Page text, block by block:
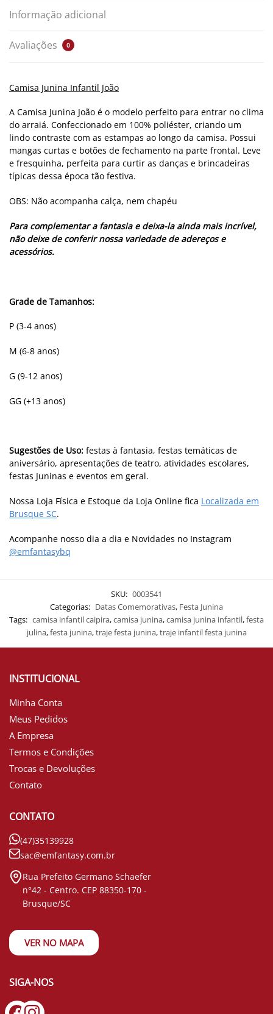
Informação adicional
Avaliações 0
Camisa Junina Infantil João
A Camisa Junina João é o modelo perfeito para entrar no clima
do arraiá. Confeccionado em 100% poliéster, criando um
lindo contraste com as estampas ao longo da camisa. Possui
mangas curtas e botões de fechamento na parte frontal. Leve
e fresquinha, perfeita para curtir as danças e brincadeiras
típicas dessa época tão festiva.
OBS: Não acompanha calça, nem chapéu
Para complementar a fantasia e deixa-la ainda mais incrível,
não deixe de conferir nossa variedade de adereços e
acessórios.
Grade de Tamanhos:
P (3-4 anos)
M (6-8 anos)
G (9-12 anos)
GG (+13 anos)
Sugestões de Uso: festas à fantasia, festas temáticas de
aniversário, apresentações de teatro, atividades escolares,
festas Juninas e eventos em geral.
Nossa Loja Física e Estoque da Loja Online fica Localizada em
Brusque SC.
Acompanhe nosso dia a dia e Novidades no Instagram
@emfantasybq
SKU: 0003541
Categorias: Datas Comemorativas, Festa Junina
Tags: camisa infantil caipira,camisa junina,camisa junina infantil,festa
julina,festa junina,traje festa junina,traje infantil festa junina
INSTITUCIONAL
Minha Conta
Meus Pedidos
A Empresa
Termos e Condições
Trocas e Devoluções
Contato
CONTATO
(47)35139928
sac@emfantasy.com.br
Rua Prefeito Germano Schaefer
n°42 - Centro. CEP 88350-170 -
Brusque/SC
VER NO MAPA
SIGA-NOS